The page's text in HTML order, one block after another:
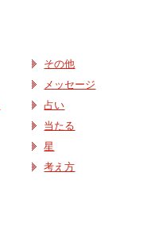
その他
メッセージ
占い
当たる
星
考え方